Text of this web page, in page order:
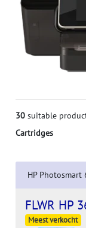
30 suitable
Cartridges
HP Photosmart
FLWR HP
Meest verkocht